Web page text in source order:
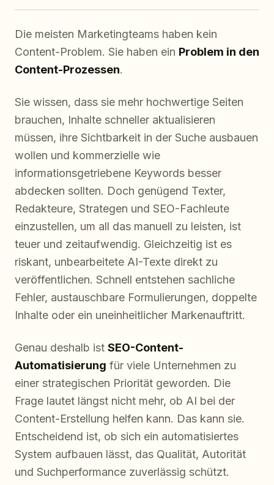
Die meisten Marketingteams haben kein
Content-Problem. Sie haben ein Problem in den
Content-Prozessen.
Sie wissen, dass sie mehr hochwertige Seiten
brauchen, Inhalte schneller aktualisieren
müssen, ihre Sichtbarkeit in der Suche ausbauen
wollen und kommerzielle wie
informationsgetriebene Keywords besser
abdecken sollten. Doch genügend Texter,
Redakteure, Strategen und SEO-Fachleute
einzustellen, um all das manuell zu leisten, ist
teuer und zeitaufwendig. Gleichzeitig ist es
riskant, unbearbeitete AI-Texte direkt zu
veröffentlichen. Schnell entstehen sachliche
Fehler, austauschbare Formulierungen, doppelte
Inhalte oder ein uneinheitlicher Markenauftritt.
Genau deshalb ist SEO-Content-
Automatisierung für viele Unternehmen zu
einer strategischen Priorität geworden. Die
Frage lautet längst nicht mehr, ob AI bei der
Content-Erstellung helfen kann. Das kann sie.
Entscheidend ist, ob sich ein automatisiertes
System aufbauen lässt, das Qualität, Autorität
und Suchperformance zuverlässig schützt.